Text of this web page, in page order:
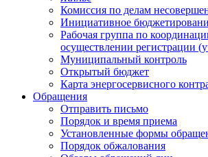
Комиссия по делам
Инициативное
Рабочая группа по
осуществлении регистрации
Муниципальный контроль
Открытый бюджет
Карта энергосервисного
Обращения
Отправить письмо
Порядок и время приема
Установленные формы
Порядок обжалования